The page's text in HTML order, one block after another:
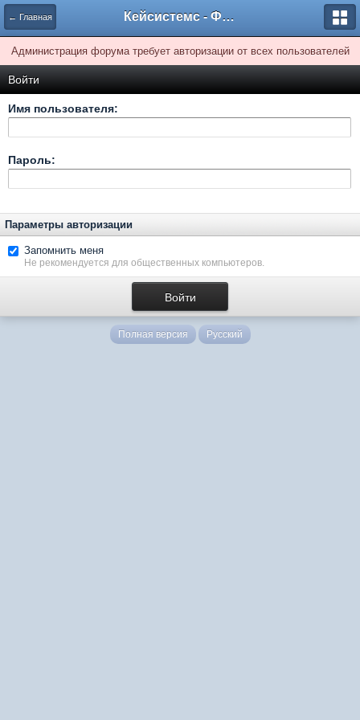
← Главная Кейсистемс - Форумы
Администрация форума требует авторизации от всех пользователей
Войти
Имя пользователя:
Пароль:
Параметры авторизации
Запомнить меня
Не рекомендуется для общественных компьютеров.
Полная версия Русский